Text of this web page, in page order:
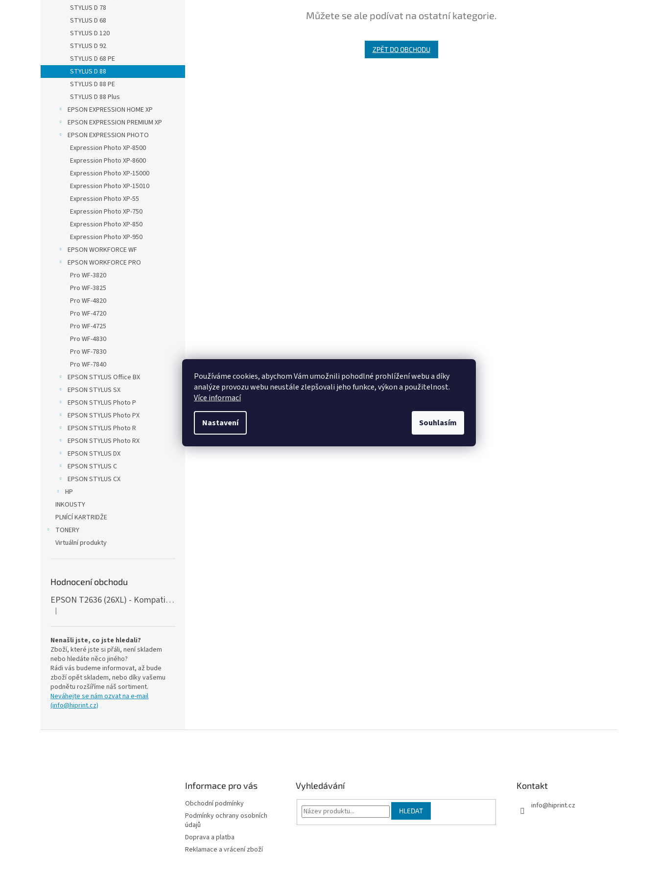
Používáme cookies, abychom Vám umožnili pohodlné prohlížení webu a díky
analýze provozu webu neustále zlepšovali jeho funkce, výkon a použitelnost.
Více informací
Nastavení Souhlasím
STYLUS D 78
STYLUS D 68
STYLUS D 120
STYLUS D 92
STYLUS D 68 PE
STYLUS D 88
STYLUS D 88 PE
STYLUS D 88 Plus
EPSON EXPRESSION HOME XP
EPSON EXPRESSION PREMIUM XP
EPSON EXPRESSION PHOTO
Expression Photo XP-8500
Expression Photo XP-8600
Expression Photo XP-15000
Expression Photo XP-15010
Expression Photo XP-55
Expression Photo XP-750
Expression Photo XP-850
Expression Photo XP-950
EPSON WORKFORCE WF
EPSON WORKFORCE PRO
Pro WF-3820
Pro WF-3825
Pro WF-4820
Pro WF-4720
Pro WF-4725
Pro WF-4830
Pro WF-7830
Pro WF-7840
EPSON STYLUS Office BX
EPSON STYLUS SX
EPSON STYLUS Photo P
EPSON STYLUS Photo PX
EPSON STYLUS Photo R
EPSON STYLUS Photo RX
EPSON STYLUS DX
EPSON STYLUS C
EPSON STYLUS CX
HP
INKOUSTY
PLNÍCÍ KARTRIDŽE
TONERY
Virtuální produkty
Hodnocení obchodu
EPSON T2636 (26XL) - Kompatibilní, s čipy, 5ks
Hodnocení produktu je 5 z 5 hvězdiček.
|
Nenašli jste, co jste hledali?
Zboží, které jste si přáli, není skladem
nebo hledáte něco jiného?
Rádi vás budeme informovat, až bude
zboží opět skladem, nebo díky vašemu
podnětu rozšíříme náš sortiment.
Neváhejte se nám ozvat na e-mail
(info@hiprint.cz)
Můžete se ale podívat na ostatní kategorie.
ZPĚT DO OBCHODU
Informace pro vás
Obchodní podmínky
Podmínky ochrany osobních
údajů
Doprava a platba
Reklamace a vrácení zboží
Vyhledávání
HLEDAT
Kontakt
info@hiprint.cz